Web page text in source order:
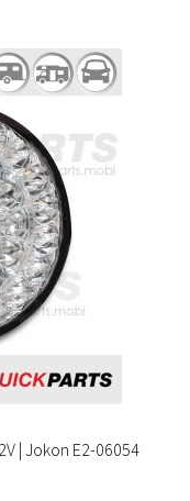
| Jokon E2-06054